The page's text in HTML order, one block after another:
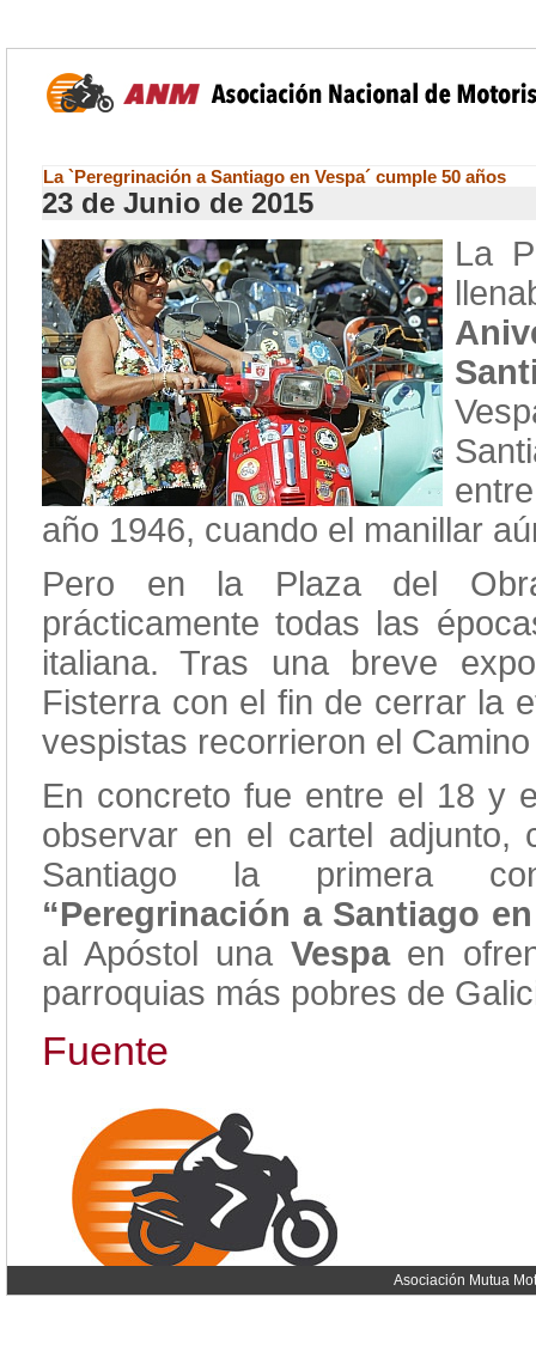
La `Peregrinación a Santiago en Vespa´ cumple 50 años
23 de Junio de 2015
La
año 1946, cuando el manillar
Pero en la Plaza del
prácticamente todas las
italiana. Tras una breve
Fisterra con el fin de cerrar la
vespistas recorrieron el
En concreto fue entre el 18 y
observar en el cartel adjunto,
Santiago la primera
“Peregrinación a Santiago
al Apóstol una Vespaen
parroquias más pobres de
Fuente
Asociación Mutua